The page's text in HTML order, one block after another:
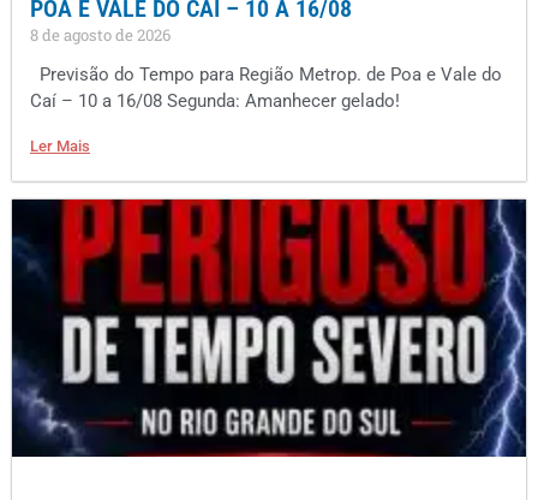
POA E VALE DO CAÍ – 10 A 16/08
8 de agosto de 2026
Previsão do Tempo para Região Metrop. de Poa e Vale do
Caí – 10 a 16/08 Segunda: Amanhecer gelado!
Ler Mais